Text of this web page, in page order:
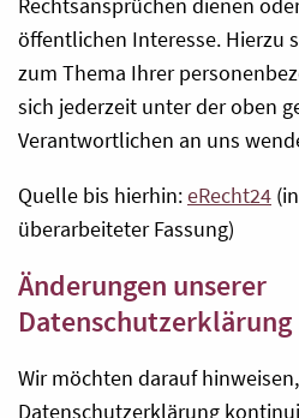
Rechtsansprüchen dienen
öffentlichen Interesse. Hierzu
zum Thema Ihrer
sich jederzeit unter der oben
Verantwortlichen an uns
Quelle bis hierhin:eRecht24
überarbeiteter Fassung)
Änderungen unserer
Datenschutzerklärung
Wir möchten darauf
Datenschutzerklärung